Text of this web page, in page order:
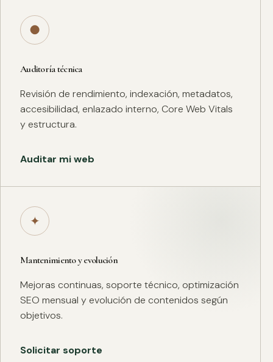
●
Auditoría técnica
Revisión de rendimiento, indexación, metadatos,
accesibilidad, enlazado interno, Core Web Vitals
y estructura.
Auditar mi web
✦
Mantenimiento y evolución
Mejoras continuas, soporte técnico, optimización
SEO mensual y evolución de contenidos según
objetivos.
Solicitar soporte